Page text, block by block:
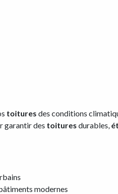
toitures des conditions
garantir des toitures durables,
modernes